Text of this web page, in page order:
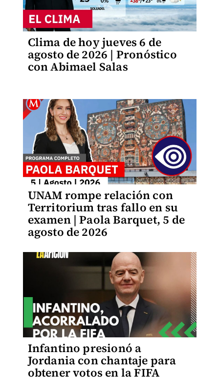
Clima de hoy jueves 6 de
agosto de 2026 | Pronóstico
con Abimael Salas
UNAM rompe relación con
Territorium tras fallo en su
examen | Paola Barquet, 5 de
agosto de 2026
Infantino presionó a
Jordania con chantaje para
obtener votos en la FIFA